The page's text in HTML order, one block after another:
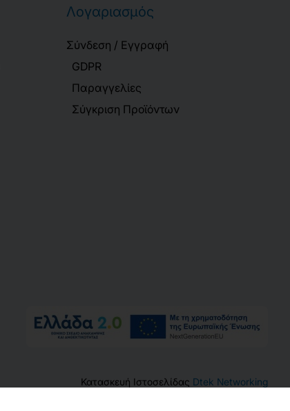
Λογαριασμός
Σύνδεση / Εγγραφή
GDPR
Παραγγελίες
Σύγκριση Προϊόντων
Κατασκευή Ιστοσελίδας Dtek Networking